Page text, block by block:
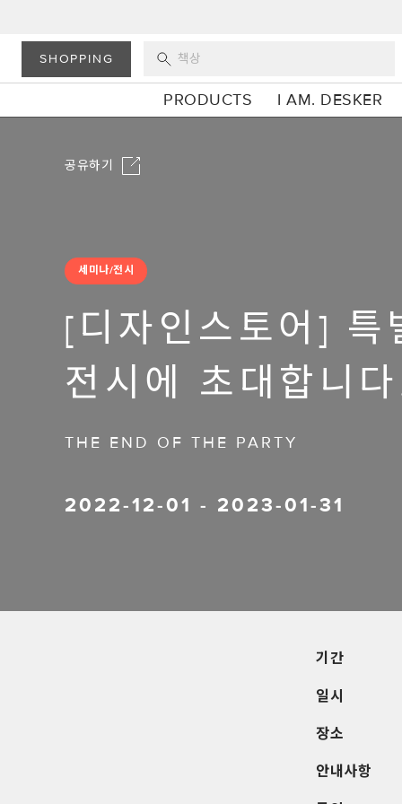
SHOPPING
PRODUCTS I AM. DESKER
공유하기
세미나/전시
[디자인스토어] 특
전시에 초대합니
THE END OF THE PARTY
2022-12-01 - 2023-01-31
기간
일시
장소
안내사항